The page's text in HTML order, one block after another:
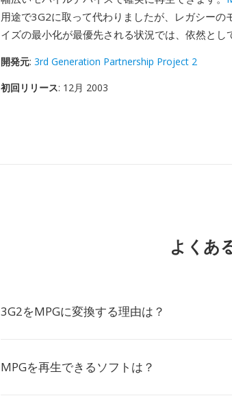
用途で3G2に取って代わりましたが、レガシー
イズの最小化が最優先される状況では、依然とし
開発元: 3rd Generation Partnership Project 2
初回リリース: 12月 2003
よくあ
3G2をMPGに変換する理由は？
MPGを再生できるソフトは？